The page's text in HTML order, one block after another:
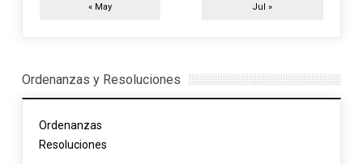
« May Jul »
Ordenanzas y Resoluciones
Ordenanzas
Resoluciones